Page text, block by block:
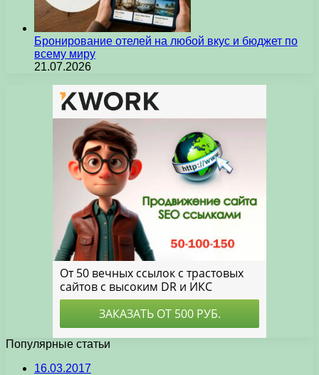
Бронирование отелей на любой вкус и бюджет по
всему миру
21.07.2026
Популярные статьи
16.03.2017